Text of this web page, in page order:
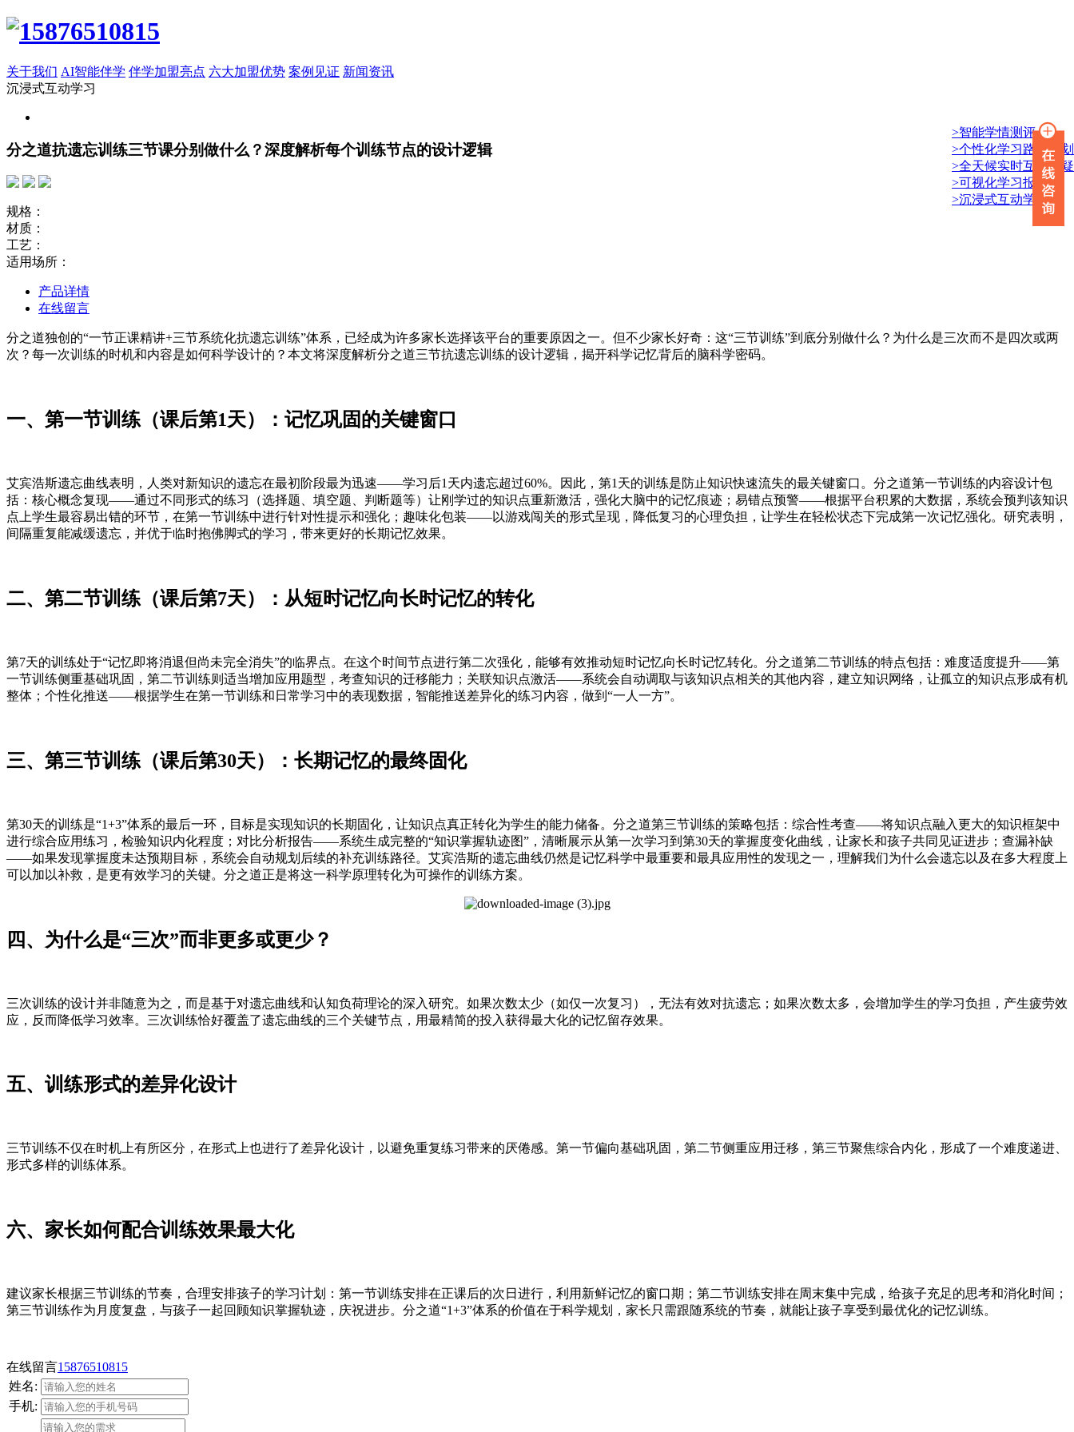
关于我们 AI智能伴学 伴学加盟亮点 六大加盟优势 案例见证 新闻资讯
沉浸式互动学习
>智能学情测评
>个性化学习路径规划
>全天候实时互动答疑
>可视化学习报告
>沉浸式互动学习
分之道抗遗忘训练三节课分别做什么？深度解析每个训练节点的设计逻辑
规格：
材质：
工艺：
适用场所：
产品详情
在线留言
分之道独创的“一节正课精讲+三节系统化抗遗忘训练”体系，已经成为许多家长选择该平台的重要原因之一。但不少家长好奇：这“三节训练”到底分别做什么？为什么是三次而不是四次或两
次？每一次训练的时机和内容是如何科学设计的？本文将深度解析分之道三节抗遗忘训练的设计逻辑，揭开科学记忆背后的脑科学密码。
一、第一节训练（课后第1天）：记忆巩固的关键窗口
艾宾浩斯遗忘曲线表明，人类对新知识的遗忘在最初阶段最为迅速——学习后1天内遗忘超过60%。因此，第1天的训练是防止知识快速流失的最关键窗口。分之道第一节训练的内容设计包
括：核心概念复现——通过不同形式的练习（选择题、填空题、判断题等）让刚学过的知识点重新激活，强化大脑中的记忆痕迹；易错点预警——根据平台积累的大数据，系统会预判该知识
点上学生最容易出错的环节，在第一节训练中进行针对性提示和强化；趣味化包装——以游戏闯关的形式呈现，降低复习的心理负担，让学生在轻松状态下完成第一次记忆强化。研究表明，
间隔重复能减缓遗忘，并优于临时抱佛脚式的学习，带来更好的长期记忆效果。
二、第二节训练（课后第7天）：从短时记忆向长时记忆的转化
第7天的训练处于“记忆即将消退但尚未完全消失”的临界点。在这个时间节点进行第二次强化，能够有效推动短时记忆向长时记忆转化。分之道第二节训练的特点包括：难度适度提升——第
一节训练侧重基础巩固，第二节训练则适当增加应用题型，考查知识的迁移能力；关联知识点激活——系统会自动调取与该知识点相关的其他内容，建立知识网络，让孤立的知识点形成有机
整体；个性化推送——根据学生在第一节训练和日常学习中的表现数据，智能推送差异化的练习内容，做到“一人一方”。
三、第三节训练（课后第30天）：长期记忆的最终固化
第30天的训练是“1+3”体系的最后一环，目标是实现知识的长期固化，让知识点真正转化为学生的能力储备。分之道第三节训练的策略包括：综合性考查——将知识点融入更大的知识框架中
进行综合应用练习，检验知识内化程度；对比分析报告——系统生成完整的“知识掌握轨迹图”，清晰展示从第一次学习到第30天的掌握度变化曲线，让家长和孩子共同见证进步；查漏补缺
——如果发现掌握度未达预期目标，系统会自动规划后续的补充训练路径。艾宾浩斯的遗忘曲线仍然是记忆科学中最重要和最具应用性的发现之一，理解我们为什么会遗忘以及在多大程度上
可以加以补救，是更有效学习的关键。分之道正是将这一科学原理转化为可操作的训练方案。
四、为什么是“三次”而非更多或更少？
三次训练的设计并非随意为之，而是基于对遗忘曲线和认知负荷理论的深入研究。如果次数太少（如仅一次复习），无法有效对抗遗忘；如果次数太多，会增加学生的学习负担，产生疲劳效
应，反而降低学习效率。三次训练恰好覆盖了遗忘曲线的三个关键节点，用最精简的投入获得最大化的记忆留存效果。
五、训练形式的差异化设计
三节训练不仅在时机上有所区分，在形式上也进行了差异化设计，以避免重复练习带来的厌倦感。第一节偏向基础巩固，第二节侧重应用迁移，第三节聚焦综合内化，形成了一个难度递进、
形式多样的训练体系。
六、家长如何配合训练效果最大化
建议家长根据三节训练的节奏，合理安排孩子的学习计划：第一节训练安排在正课后的次日进行，利用新鲜记忆的窗口期；第二节训练安排在周末集中完成，给孩子充足的思考和消化时间；
第三节训练作为月度复盘，与孩子一起回顾知识掌握轨迹，庆祝进步。分之道“1+3”体系的价值在于科学规划，家长只需跟随系统的节奏，就能让孩子享受到最优化的记忆训练。
在线留言15876510815
姓名:
手机: